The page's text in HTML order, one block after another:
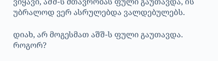
უბრალოდ ვერ ასრულებდა ვალდებულებს.
დიახ, არ მოგესმათ აშშ-ს ფული გაუთავდა.
როგორ?